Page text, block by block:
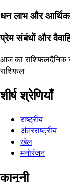
धन लाभ और आर्थिक
प्रेम संबंधों और
आज का राशिफलदैनिक
राशिफल
शीर्ष श्रेणियाँ
राष्ट्रीय
अंतरराष्ट्रीय
खेल
मनोरंजन
कानूनी